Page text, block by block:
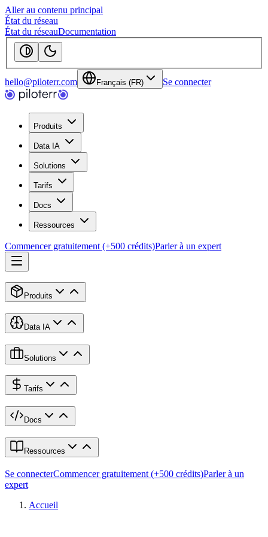
Aller au contenu principal
État du réseau
État du réseauDocumentation
hello@piloterr.com Français (FR) Se connecter
Produits
Data IA
Solutions
Tarifs
Docs
Ressources
Commencer gratuitement (+500 crédits)Parler à un expert
Produits
Data IA
Solutions
Tarifs
Docs
Ressources
Se connecterCommencer gratuitement (+500 crédits)Parler à un
expert
Accueil